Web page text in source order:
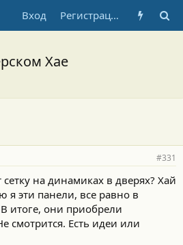
Вход Регистрация
Хае
#331
сетку на динамиках в дверях? Хай
я эти панели, все равно в
В итоге, они приобрели
смотрится. Есть идеи или